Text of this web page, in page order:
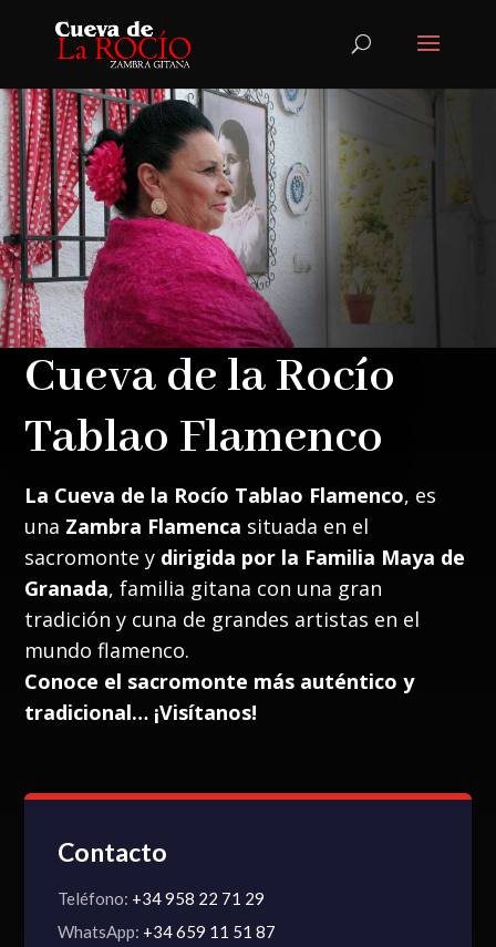
Cueva de la Rocío
Tablao Flamenco
La Cueva de la Rocío Tablao Flamenco, es
una Zambra Flamenca situada en el
sacromonte y dirigida por la Familia Maya de
Granada, familia gitana con una gran
tradición y cuna de grandes artistas en el
mundo flamenco.
Conoce el sacromonte más auténtico y
tradicional… ¡Visítanos!
Contacto
Teléfono: +34 958 22 71 29
WhatsApp: +34 659 11 51 87